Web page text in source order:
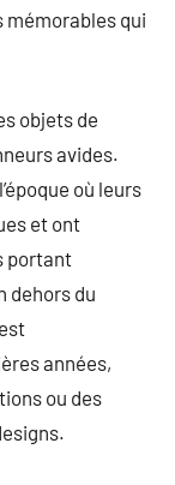
mémorables qui
objets de
avides.
où leurs
et ont
portant
dehors du
années,
ou des